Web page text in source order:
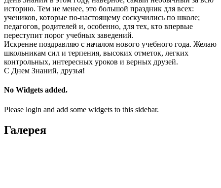
историю. Тем не менее, это большой праздник для всех:
учеников, которые по-настоящему соскучились по школе;
педагогов, родителей и, особенно, для тех, кто впервые
переступит порог учебных заведений.
Искренне поздравляю с началом нового учебного года. Желаю
школьникам сил и терпения, высоких отметок, легких
контрольных, интересных уроков и верных друзей.
С Днем Знаний, друзья!
No Widgets added.
Please login and add some widgets to this sidebar.
Галерея